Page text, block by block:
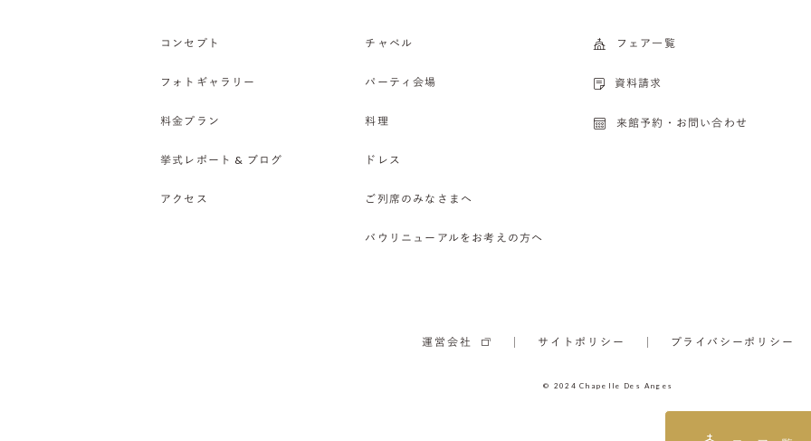
コンセプト
フォトギャラリー
料金プラン
挙式レポート & ブログ
アクセス
チャペル
パーティ会場
料理
ドレス
ご列席のみなさまへ
バウリニューアルをお考えの方へ
フェア一覧
資料請求
来館予約・お問い合わせ
運営会社 サイトポリシー プライバシーポリシー
© 2024 Chapelle Des Anges